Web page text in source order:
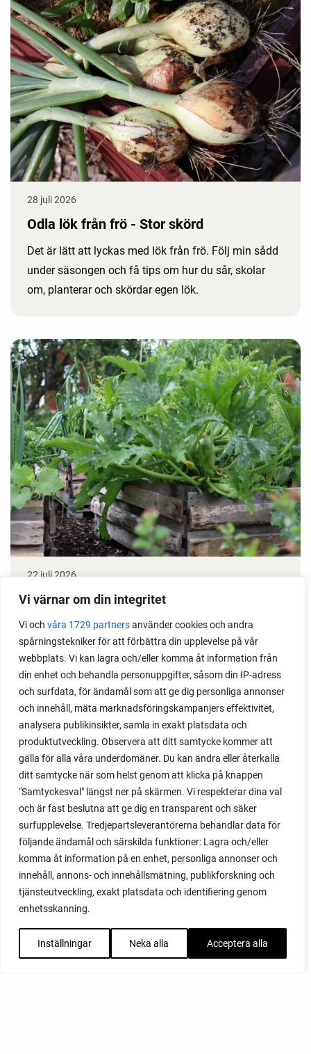
Vi värnar om din integritet
Vi och våra 1729 partnersanvänder cookies och andra
spårningstekniker för att förbättra din upplevelse på vår
webbplats. Vi kan lagra och/eller komma åt information från
din enhet och behandla personuppgifter, såsom din IP-adress
och surfdata, för ändamål som att ge dig personliga annonser
och innehåll, mäta marknadsföringskampanjers effektivitet,
analysera publikinsikter, samla in exakt platsdata och
produktutveckling. Observera att ditt samtycke kommer att
gälla för alla våra underdomäner. Du kan ändra eller återkalla
ditt samtycke när som helst genom att klicka på knappen
"Samtyckesval" längst ner på skärmen. Vi respekterar dina val
och är fast beslutna att ge dig en transparent och säker
surfupplevelse. Tredjepartsleverantörerna behandlar data för
följande ändamål och särskilda funktioner: Lagra och/eller
komma åt information på en enhet, personliga annonser och
innehåll, annons- och innehållsmätning, publikforskning och
tjänsteutveckling, exakt platsdata och identifiering genom
enhetsskanning.
Inställningar Neka alla Acceptera alla
28 juli 2026
Odla lök från frö - Stor skörd
Det är lätt att lyckas med lök från frö. Följ min sådd
under säsongen och få tips om hur du sår, skolar
om, planterar och skördar egen lök.
22 juli 2026
Odla stora växter på liten plats
Med det här smarta knepet kan du odla också stora
växter i en pallkrage tillsammans med andra växter.
Perfekt om du vill odla mycket i på liten yta.